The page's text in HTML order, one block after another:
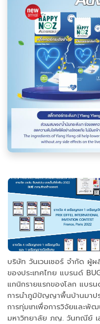
บริษัท วันเวนเชอร์ จำกัด ผู้
ของประเทศไทย แบรนด์
แกนิกรายแรกของโลก แบร
การนำภูมิปัญญาพื้นบ้านมาป
การทุ่มเทเพื่อการวิจัยและพั
มหาวิทยาลัย ภญ. วันทณีย์